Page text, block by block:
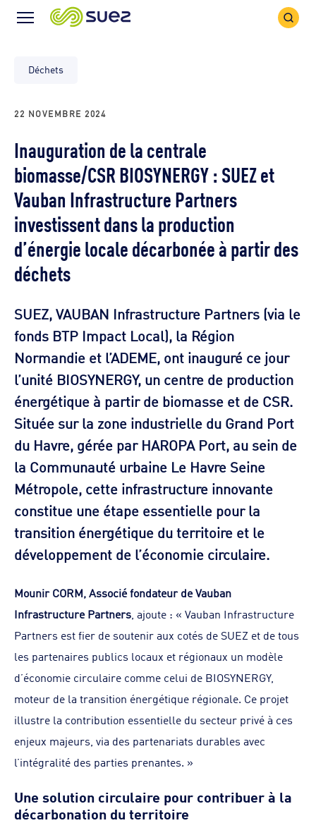
Icône
Icône
Déchets
22 NOVEMBRE 2024
Inauguration de la centrale
biomasse/CSR BIOSYNERGY : SUEZ et
Vauban Infrastructure Partners
investissent dans la production
d’énergie locale décarbonée à partir des
déchets
SUEZ, VAUBAN Infrastructure Partners (via le
fonds BTP Impact Local), la Région
Normandie et l’ADEME, ont inauguré ce jour
l’unité BIOSYNERGY, un centre de production
énergétique à partir de biomasse et de CSR.
Située sur la zone industrielle du Grand Port
du Havre, gérée par HAROPA Port, au sein de
la Communauté urbaine Le Havre Seine
Métropole, cette infrastructure innovante
constitue une étape essentielle pour la
transition énergétique du territoire et le
développement de l’économie circulaire.
Mounir CORM, Associé fondateur de Vauban
Infrastructure Partners , ajoute : « Vauban Infrastructure
Partners est fier de soutenir aux cotés de SUEZ et de tous
les partenaires publics locaux et régionaux un modèle
d’économie circulaire comme celui de BIOSYNERGY,
moteur de la transition énergétique régionale. Ce projet
illustre la contribution essentielle du secteur privé à ces
enjeux majeurs, via des partenariats durables avec
l’intégralité des parties prenantes. »
Une solution circulaire pour contribuer à la
décarbonation du territoire